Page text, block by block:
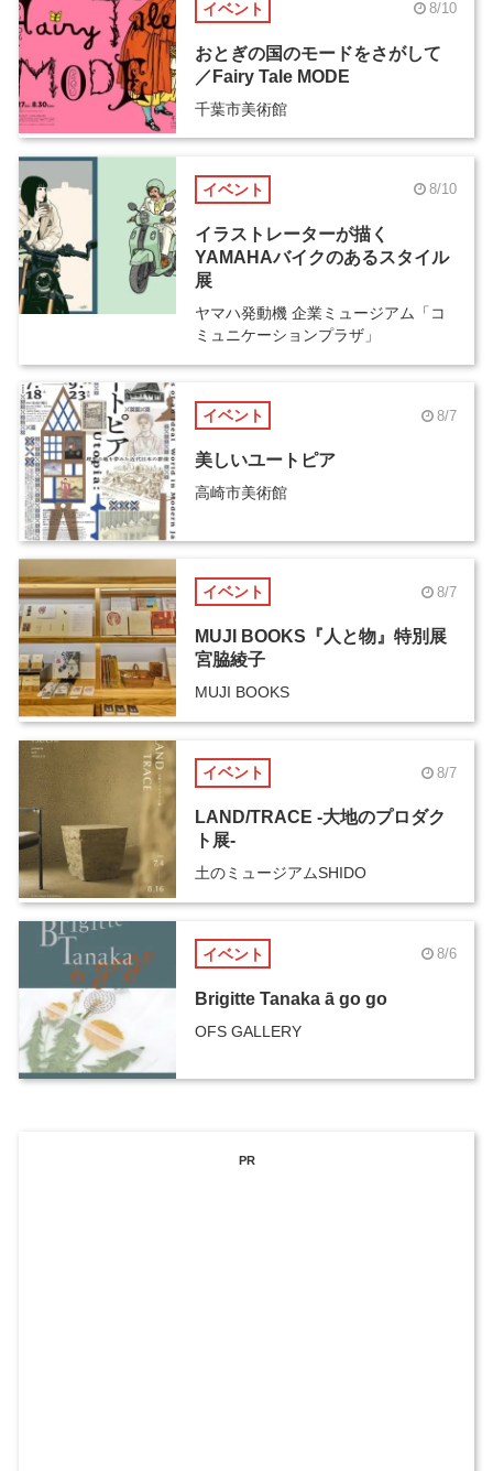
イベント 8/10
おとぎの国のモードをさがして
／Fairy Tale MODE
千葉市美術館
イベント 8/10
イラストレーターが描く
YAMAHAバイクのあるスタイル
展
ヤマハ発動機 企業ミュージアム「コ
ミュニケーションプラザ」
イベント 8/7
美しいユートピア
高崎市美術館
イベント 8/7
MUJI BOOKS『人と物』特別展
宮脇綾子
MUJI BOOKS
イベント 8/7
LAND/TRACE -大地のプロダク
ト展-
土のミュージアムSHIDO
イベント 8/6
Brigitte Tanaka ā go go
OFS GALLERY
PR